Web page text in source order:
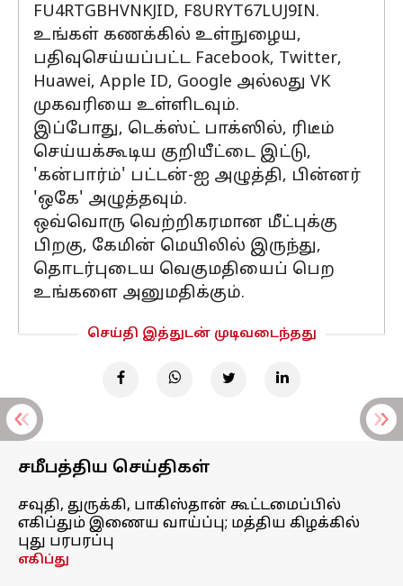
FU4RTGBHVNKJID, F8URYT67LUJ9IN.
உங்கள் கணக்கில் உள்நுழைய,
பதிவுசெய்யப்பட்ட Facebook, Twitter,
Huawei, Apple ID, Google அல்லது VK
முகவரியை உள்ளிடவும்.
இப்போது, டெக்ஸ்ட் பாக்ஸில், ரிடீம்
செய்யக்கூடிய குறியீட்டை இட்டு,
'கன்பார்ம்' பட்டன்-ஐ அழுத்தி, பின்னர்
'ஒகே' அழுத்தவும்.
ஒவ்வொரு வெற்றிகரமான மீட்புக்கு
பிறகு, கேமின் மெயிலில் இருந்து,
தொடர்புடைய வெகுமதியைப் பெற
உங்களை அனுமதிக்கும்.
செய்தி இத்துடன் முடிவடைந்தது
சமீபத்திய செய்திகள்
சவுதி, துருக்கி, பாகிஸ்தான் கூட்டமைப்பில்
எகிப்தும் இணைய வாய்ப்பு; மத்திய கிழக்கில்
புது பரபரப்பு
எகிப்து